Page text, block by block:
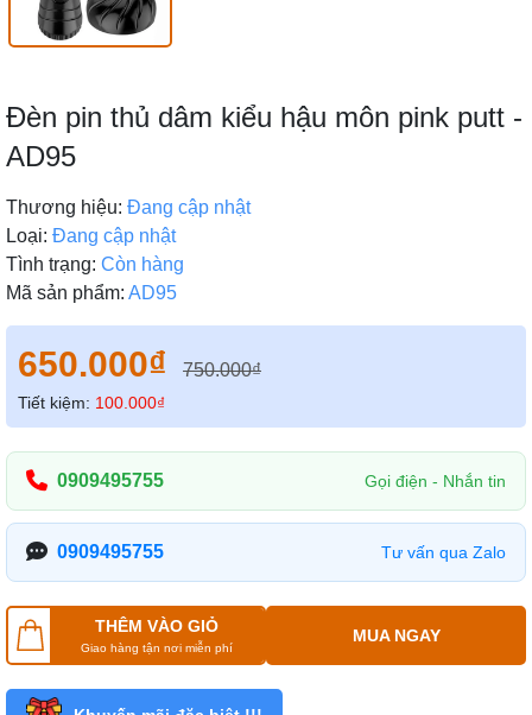
Đèn pin thủ dâm kiểu hậu môn pink putt -
AD95
Thương hiệu: Đang cập nhật
Loại: Đang cập nhật
Tình trạng: Còn hàng
Mã sản phẩm: AD95
650.000₫ 750.000₫
Tiết kiệm: 100.000₫
0909495755 Gọi điện - Nhắn tin
0909495755 Tư vấn qua Zalo
THÊM VÀO GIỎ
Giao hàng tận nơi miễn phí
MUA NGAY